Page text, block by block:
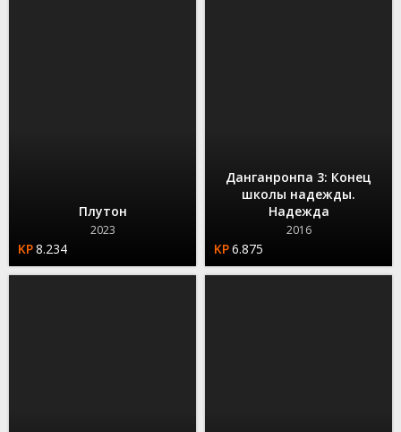
Плутон
2023
8.234
Данганронпа 3: Конец
школы надежды.
Надежда
2016
6.875